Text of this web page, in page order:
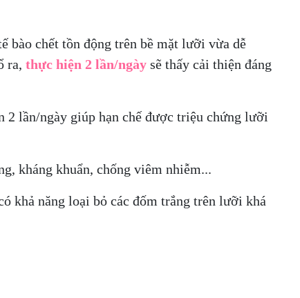
bào chết tồn động trên bề mặt lưỡi vừa dễ
ra, thực hiện 2 lần/ngày sẽ thấy cải thiện đáng
2 lần/ngày giúp hạn chế được triệu chứng lưỡi
kháng khuẩn, chống viêm nhiễm...
khả năng loại bỏ các đốm trắng trên lưỡi khá